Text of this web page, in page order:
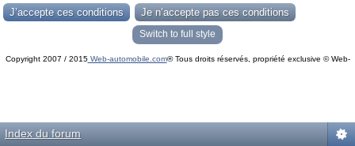
Switch to full style
Copyright 2007 / 2015Web-automobile.com® Tous droits réservés, propriété exclusive © Web-
Index du forum